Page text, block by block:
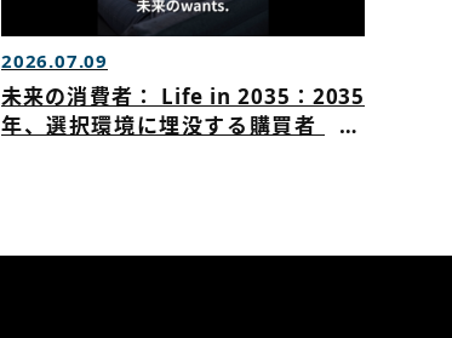
2026.07.09
未来の消費者： Life in 2035：2035
年、選択環境に埋没する購買者 AI